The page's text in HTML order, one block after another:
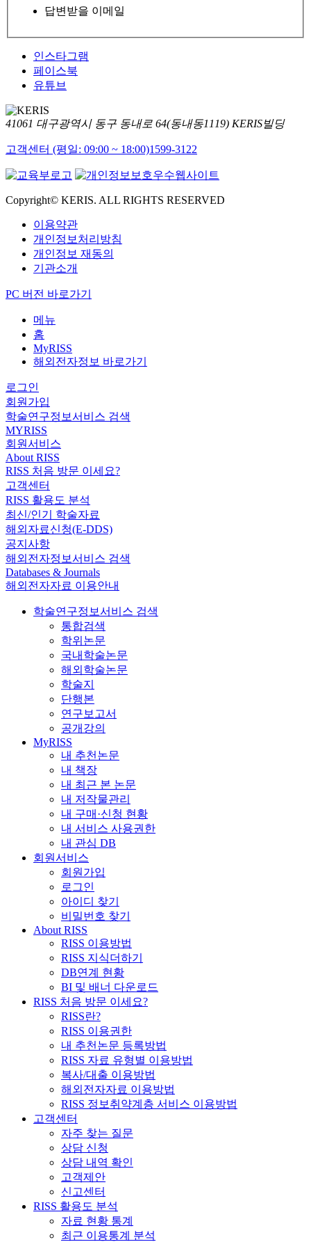
답변받을 이메일
인스타그램
페이스북
유튜브
41061 대구광역시 동구 동내로 64(동내동1119) KERIS빌딩
고객센터 (평일: 09:00 ~ 18:00)1599-3122
Copyright© KERIS. ALL RIGHTS RESERVED
이용약관
개인정보처리방침
개인정보 재동의
기관소개
PC 버전 바로가기
메뉴
홈
MyRISS
해외전자정보 바로가기
로그인
회원가입
학술연구정보서비스 검색
MYRISS
회원서비스
About RISS
RISS 처음 방문 이세요?
고객센터
RISS 활용도 분석
최신/인기 학술자료
해외자료신청(E-DDS)
공지사항
해외전자정보서비스 검색
Databases & Journals
해외전자자료 이용안내
학술연구정보서비스 검색
통합검색
학위논문
국내학술논문
해외학술논문
학술지
단행본
연구보고서
공개강의
MyRISS
내 추천논문
내 책장
내 최근 본 논문
내 저작물관리
내 구매·신청 현황
내 서비스 사용권한
내 관심 DB
회원서비스
회원가입
로그인
아이디 찾기
비밀번호 찾기
About RISS
RISS 이용방법
RISS 지식더하기
DB연계 현황
BI 및 배너 다운로드
RISS 처음 방문 이세요?
RISS란?
RISS 이용권한
내 추천논문 등록방법
RISS 자료 유형별 이용방법
복사/대출 이용방법
해외전자자료 이용방법
RISS 정보취약계층 서비스 이용방법
고객센터
자주 찾는 질문
상담 신청
상담 내역 확인
고객제안
신고센터
RISS 활용도 분석
자료 현황 통계
최근 이용통계 분석